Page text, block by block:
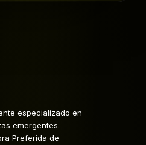
especializado en
emergentes.
Preferida de